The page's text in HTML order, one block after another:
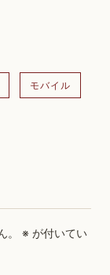
モバイル
※ が付いてい